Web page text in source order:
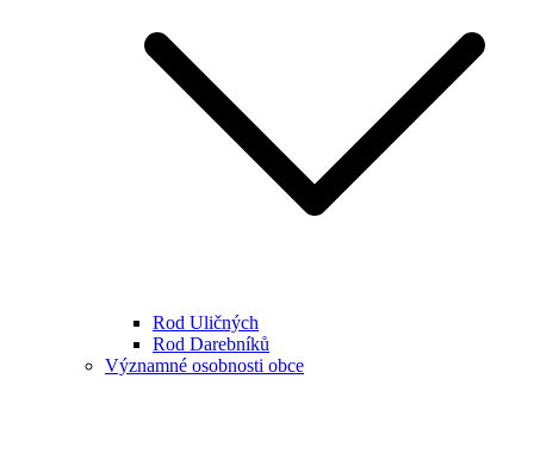
Rod Uličných
Rod Darebníků
Významné osobnosti obce